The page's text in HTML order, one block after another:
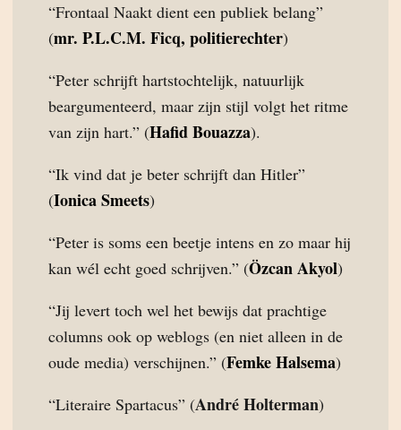
“Frontaal Naakt dient een publiek belang”
(mr. P.L.C.M. Ficq, politierechter)
“Peter schrijft hartstochtelijk, natuurlijk
beargumenteerd, maar zijn stijl volgt het ritme
van zijn hart.” (Hafid Bouazza).
“Ik vind dat je beter schrijft dan Hitler”
(Ionica Smeets)
“Peter is soms een beetje intens en zo maar hij
kan wél echt goed schrijven.” (Özcan Akyol)
“Jij levert toch wel het bewijs dat prachtige
columns ook op weblogs (en niet alleen in de
oude media) verschijnen.” (Femke Halsema)
“Literaire Spartacus” (André Holterman)